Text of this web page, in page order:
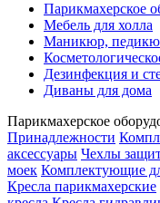
Парикмахерское
Мебель для холла
Маникюр,
Дезинфекция и
Диваны для дома
Парикмахерское
Принадлежности
аксессуары Чехлы
моек Комплектующие
Кресла парикмахерские